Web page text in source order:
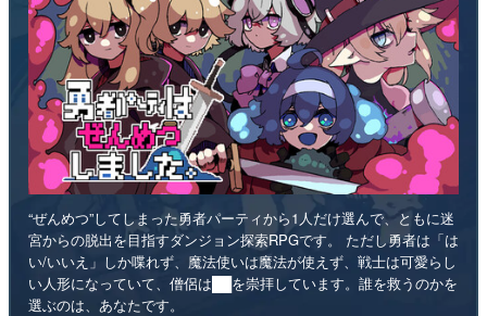
“ぜんめつ”してしまった勇者パーティから1人だけ選んで、ともに迷
宮からの脱出を目指すダンジョン探索RPGです。 ただし勇者は「は
い/いいえ」しか喋れず、魔法使いは魔法が使えず、戦士は可愛らし
い人形になっていて、僧侶は██を崇拝しています。誰を救うのかを
選ぶのは、あなたです。